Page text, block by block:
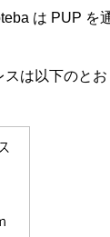
は PUP を
は以下のとお